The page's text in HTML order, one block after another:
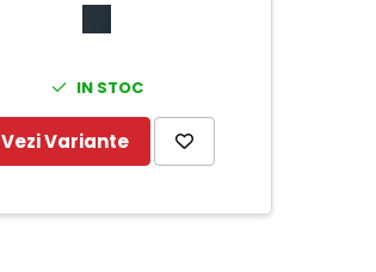
IN STOC
Vezi Variante